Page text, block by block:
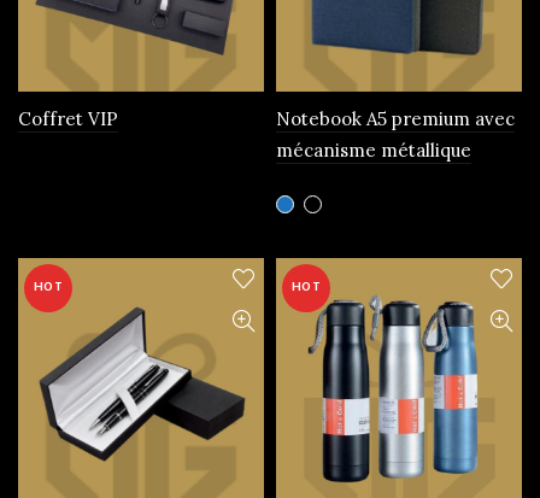
Coffret VIP
Notebook A5 premium avec
mécanisme métallique
Ce
produit
plusieurs
variations.
options
choisies
HOT HOT